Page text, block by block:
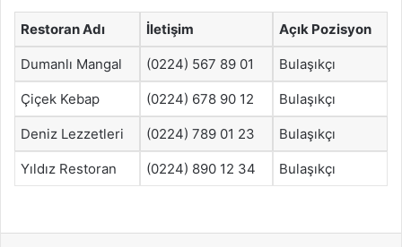
Restoran Adı İletişim Açık Pozisyon
Dumanlı Mangal (0224) 567 89 01 Bulaşıkçı
Çiçek Kebap (0224) 678 90 12 Bulaşıkçı
Deniz Lezzetleri (0224) 789 01 23 Bulaşıkçı
Yıldız Restoran (0224) 890 12 34 Bulaşıkçı